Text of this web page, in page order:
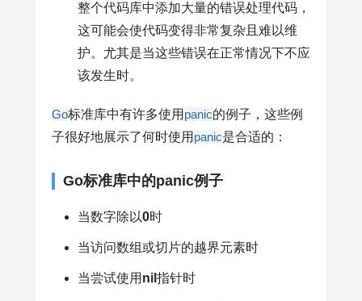
整个代码库中添加大量的错误处理代码，
这可能会使代码变得非常复杂且难以维
护。尤其是当这些错误在正常情况下不应
该发生时。
Go标准库中有许多使用 panic的例子，这些例
子很好地展示了何时使用 panic是合适的：
Go标准库中的panic例子
当数字除以0时
当访问数组或切片的越界元素时
当尝试使用 nil 指针时